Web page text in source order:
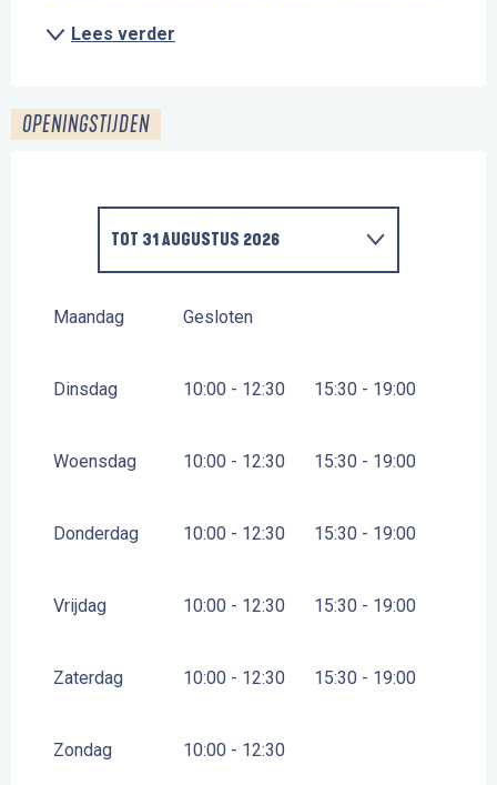
Lees verder
OPENINGSTIJDEN
TOT 31 AUGUSTUS 2026
Maandag Gesloten
Dinsdag 10:00 - 12:30 15:30 - 19:00
Woensdag 10:00 - 12:30 15:30 - 19:00
Donderdag 10:00 - 12:30 15:30 - 19:00
Vrijdag 10:00 - 12:30 15:30 - 19:00
Zaterdag 10:00 - 12:30 15:30 - 19:00
Zondag 10:00 - 12:30